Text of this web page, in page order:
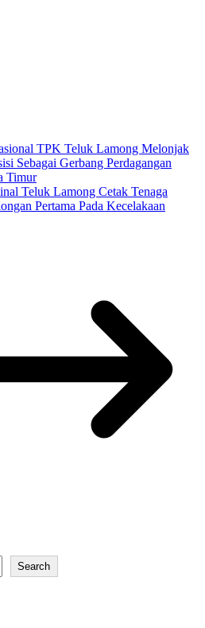
TPK Teluk Lamong Melonjak
Sebagai Gerbang Perdagangan
Timur
Teluk Lamong Cetak Tenaga
Pertama Pada Kecelakaan
Search